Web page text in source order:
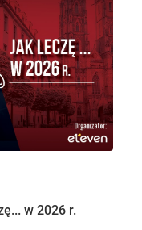
w 2026 r.